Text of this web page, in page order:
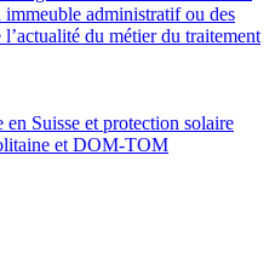
immeuble administratif ou des
du métier du traitement
Suisse et protection solaire
et DOM-TOM